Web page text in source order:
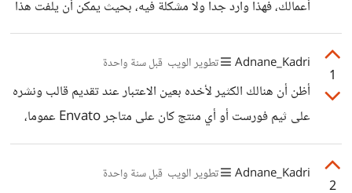
أعمالك، فهذا وارد جدا ولا مشكلة فيه، بحيث يمكن أن يلفت هذا
لحسك الإبداعي أو لمدى تغذيتك البصرية. أما ان كنت تقصد
تصميم ويب مشابه لكانفا ، فنعم يمكن بكل تأكيد إنشاء تصميم
ويب يشبه Canva ليخدم أعمالك، لكن يجب أن نأخذ في
الاعتبار بعض النقاط المهمة سواء من ناحية الفكرة أو التنفيذ.
الفكرة قابلة للتطبيق، لكن تختلف درجة تعقيدها حسب المميزات
الاعتماد
1
Adnane_Kadri تطوير الويب قبل سنة واحدة
أظن أن هنالك الكثير لأخده بعين الاعتبار عند تقديم قالب ونشره
على ثيم فورست أو أي منتج كان على متاجر Envato عموما،
بداية، انفاتو تعتمد معايير واضحة ومحددة تصفها بدقة وتفصيل
في توثيقاتها، ولكن رغم ذلك يتم بعض المرات رفض المنتجات
2
Adnane_Kadri تطوير الويب قبل سنة واحدة